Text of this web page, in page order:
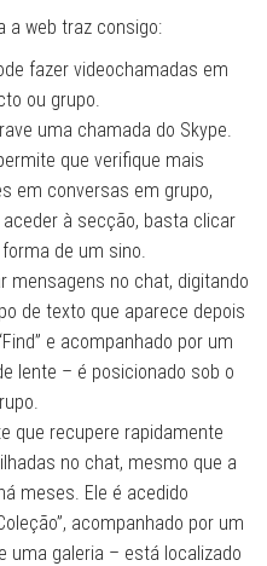
a web traz consigo:
fazer videochamadas em
ou grupo.
uma chamada do Skype.
que verifique mais
em conversas em grupo,
à secção, basta clicar
de um sino.
mensagens no chat, digitando
de texto que aparece depois
e acompanhado por um
lente – é posicionado sob o
que recupere rapidamente
no chat, mesmo que a
meses. Ele é acedido
acompanhado por um
uma galeria – está localizado